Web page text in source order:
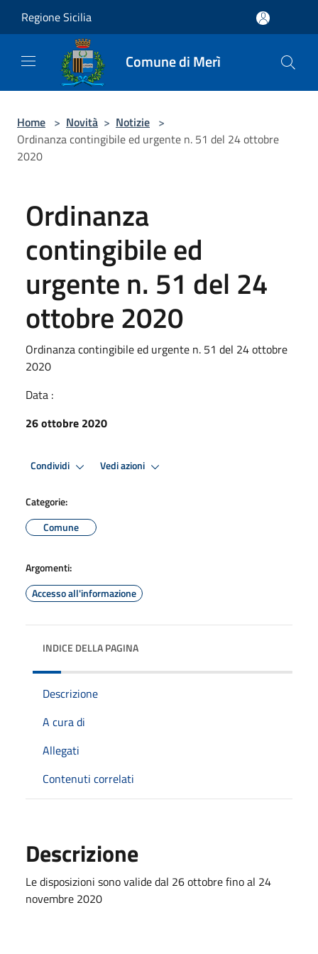
Regione Sicilia
Comune di Merì
Home > Novità > Notizie >
Ordinanza contingibile ed urgente n. 51 del 24 ottobre
2020
Ordinanza
contingibile ed
urgente n. 51 del 24
ottobre 2020
Ordinanza contingibile ed urgente n. 51 del 24 ottobre
2020
Data :
26 ottobre 2020
Condividi Vedi azioni
Categorie:
Comune
Argomenti:
Accesso all'informazione
INDICE DELLA PAGINA
Descrizione
A cura di
Allegati
Contenuti correlati
Descrizione
Le disposizioni sono valide dal 26 ottobre fino al 24
novembre 2020